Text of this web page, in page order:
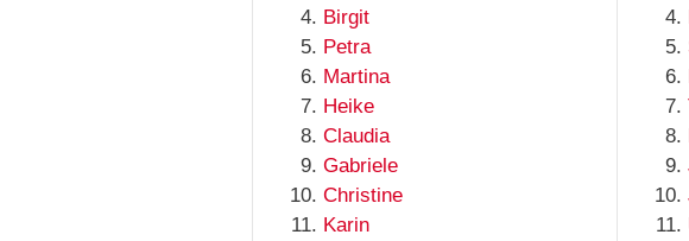
Birgit
Petra
Martina
Heike
Claudia
Gabriele
Christine
Karin